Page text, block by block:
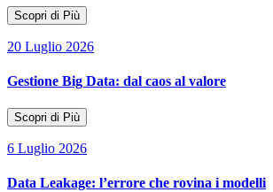
Scopri di Più
20 Luglio 2026
Gestione Big Data: dal caos al valore
Scopri di Più
6 Luglio 2026
Data Leakage: l’errore che rovina i modelli